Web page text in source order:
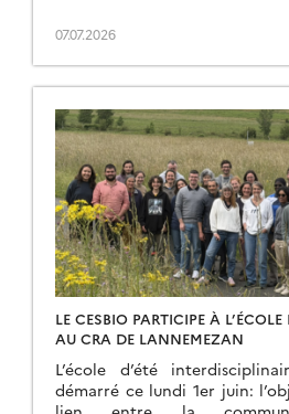
cultivées par
Composition du jury :
la thèse en français : Dans le
07.07.2026
LE CESBIO PARTICIPE À L’ÉCOLE
AU CRA DE LANNEMEZAN
L’école d’été
démarré ce lundi 1er juin: